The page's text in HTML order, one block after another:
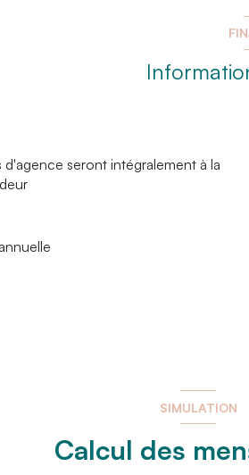
d'agence seront intégralement à la
SIMULATION
Calcul des